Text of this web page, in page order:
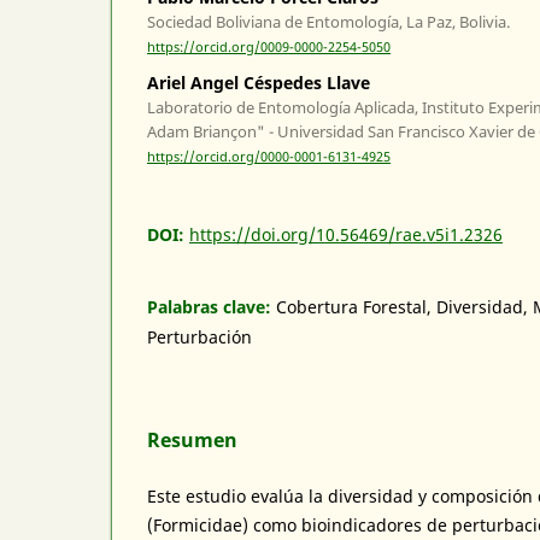
Sociedad Boliviana de Entomología, La Paz, Bolivia.
https://orcid.org/0009-0000-2254-5050
Ariel Angel Céspedes Llave
Laboratorio de Entomología Aplicada, Instituto
Adam Briançon" - Universidad San Francisco Xavier de
https://orcid.org/0000-0001-6131-4925
DOI: https://doi.org/10.56469/rae.v5i1.2326
Palabras clave: Cobertura Forestal, Diversidad,
Perturbación
Resumen
Este estudio evalúa la diversidad y
(Formicidae) como bioindicadores de